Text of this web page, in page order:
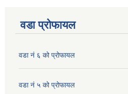
वडा प्रोफायल
वडा नं ६ को प्रोफायल
वडा नं ५ को प्रोफायल